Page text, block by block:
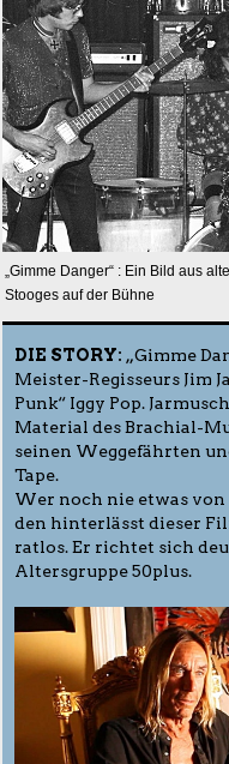
„Gimme Danger“ : Ein Bild aus
Stooges auf der Bühne
DIE STORY: „Gimme
Meister-Regisseurs Jim
Punk“ Iggy Pop.
Material des Brachial-
seinen Weggefährten
Tape.
Wer noch nie etwas von
den hinterlässt dieser
ratlos. Er richtet sich
Altersgruppe 50plus.